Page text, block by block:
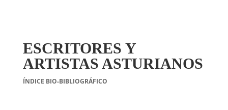
ESCRITORES Y
ARTISTAS ASTURIANOS
ÍNDICE BIO-BIBLIOGRÁFICO